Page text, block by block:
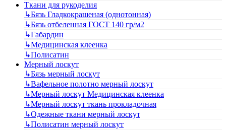
Ткани для рукоделия
↳Бязь Гладкокрашеная (однотонная)
↳Бязь отбеленная ГОСТ 140 гр/м2
↳Габардин
↳Медицинская клеенка
↳Полисатин
Мерный лоскут
↳Бязь мерный лоскут
↳Вафельное полотно мерный лоскут
↳Мерный лоскут Медицинская клеенка
↳Мерный лоскут ткань прокладочная
↳Одежные ткани мерный лоскут
↳Полисатин мерный лоскут